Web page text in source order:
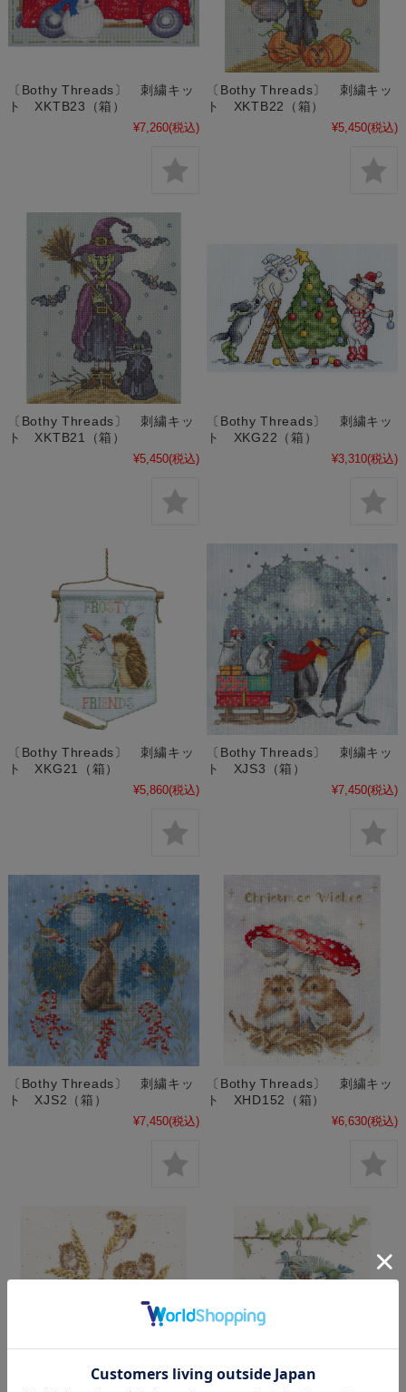
〔Bothy Threads〕 刺繍キッ
ト XKTB23（箱）
¥7,260(税込)
〔Bothy Threads〕 刺繍キッ
ト XKTB22（箱）
¥5,450(税込)
〔Bothy Threads〕 刺繍キッ
ト XKTB21（箱）
¥5,450(税込)
〔Bothy Threads〕 刺繍キッ
ト XKG22（箱）
¥3,310(税込)
〔Bothy Threads〕 刺繍キッ
ト XKG21（箱）
¥5,860(税込)
〔Bothy Threads〕 刺繍キッ
ト XJS3（箱）
¥7,450(税込)
〔Bothy Threads〕 刺繍キッ
ト XJS2（箱）
¥7,450(税込)
〔Bothy Threads〕 刺繍キッ
ト XHD152（箱）
¥6,630(税込)